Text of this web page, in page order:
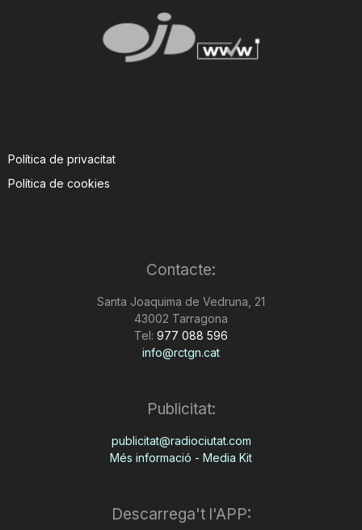
Política de privacitat
Política de cookies
Contacte:
Santa Joaquima de Vedruna, 21
43002 Tarragona
Tel: 977 088 596
info@rctgn.cat
Publicitat:
publicitat@radiociutat.com
Més informació - Media Kit
Descarrega't l'APP: